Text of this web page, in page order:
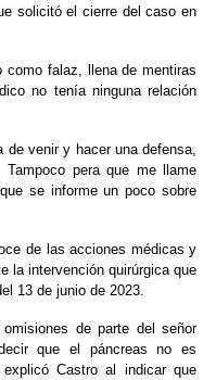
solicitó el cierre del caso en
como falaz, llena de mentiras
no tenía ninguna relación
venir y hacer una defensa,
pera que me llame
se informe un poco sobre
de las acciones médicas y
la intervención quirúrgica que
13 de junio de 2023.
de parte del señor
que el páncreas no es
Castro al indicar que